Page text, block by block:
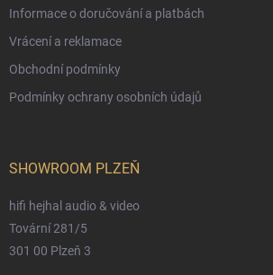
Informace o doručování a platbách
Vrácení a reklamace
Obchodní podmínky
Podmínky ochrany osobních údajů
SHOWROOM PLZEŇ
hifi hejhal audio & video
Tovární 281/5
301 00 Plzeň 3